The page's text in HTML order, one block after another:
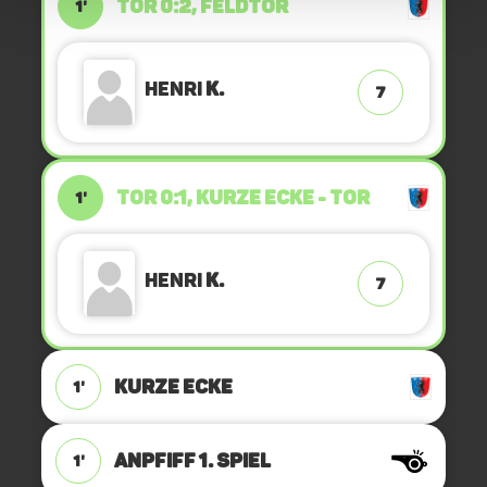
1' TOR 0:2, FELDTOR
HenriK. 7
1' TOR 0:1, KURZE ECKE - TOR
HenriK. 7
1' KURZE ECKE
1' ANPFIFF 1. Spiel